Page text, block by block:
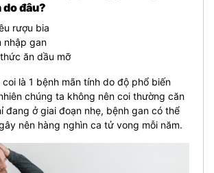
đâu?
rượu bia
nhập gan
ăn dầu mỡ
là 1 bệnh mãn tính do độ phổ biến
chúng ta không nên coi thường căn
đang ở giai đoạn nhẹ, bệnh gan có thể
nên hàng nghìn ca tử vong mỗi năm.